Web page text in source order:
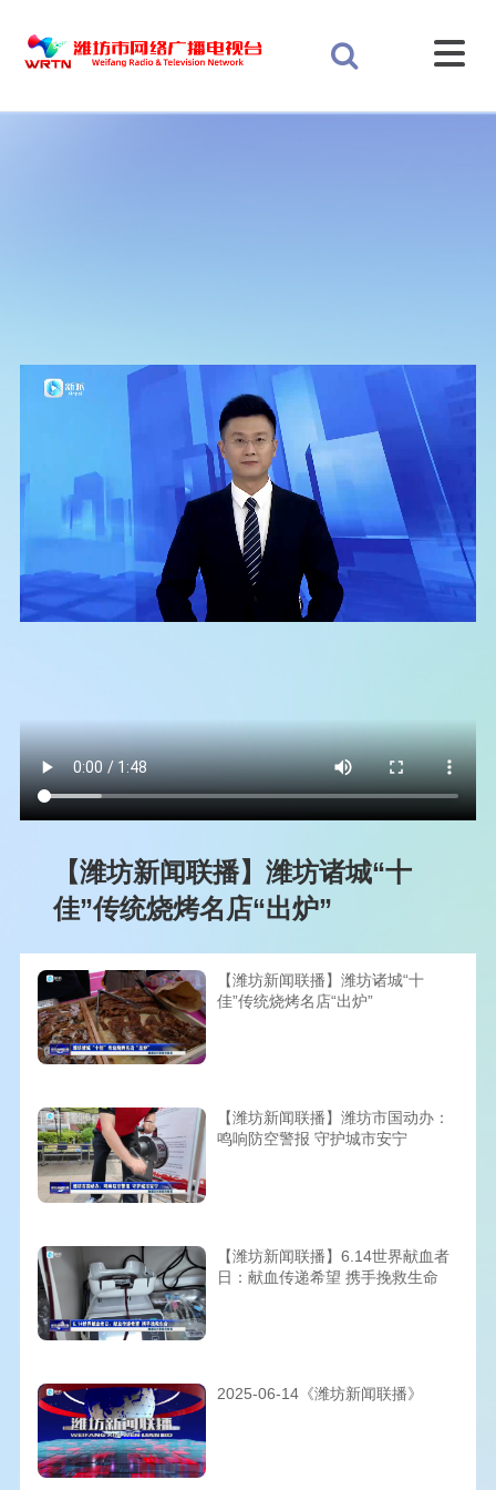
【潍坊新闻联播】潍坊诸城“十
佳”传统烧烤名店“出炉”
【潍坊新闻联播】潍坊诸城“十
佳”传统烧烤名店“出炉”
【潍坊新闻联播】潍坊市国动办：
鸣响防空警报 守护城市安宁
【潍坊新闻联播】6.14世界献血者
日：献血传递希望 携手挽救生命
2025-06-14《潍坊新闻联播》